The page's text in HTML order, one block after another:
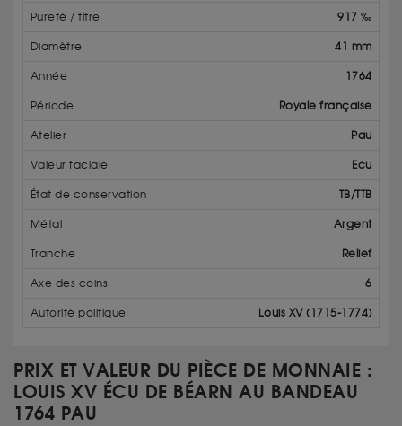
Pureté / titre 917 ‰
Diamètre 41 mm
Année 1764
Période Royale française
Atelier Pau
Valeur faciale Ecu
État de conservation TB/TTB
Métal Argent
Tranche Relief
Axe des coins 6
Autorité politique Louis XV (1715-1774)
PRIX ET VALEUR DU PIÈCE DE MONNAIE :
LOUIS XV ÉCU DE BÉARN AU BANDEAU
1764 PAU